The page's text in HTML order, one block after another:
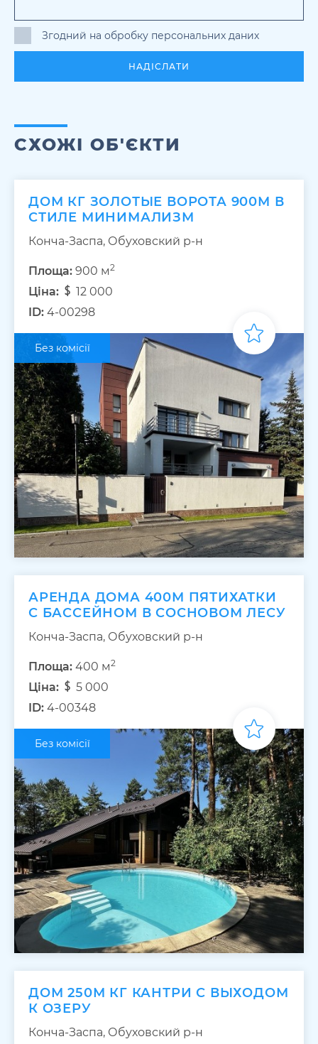
Згодний на обробку персональних даних
НАДІСЛАТИ
СХОЖІ ОБ'ЄКТИ
ДОМ КГ ЗОЛОТЫЕ ВОРОТА 900М В
СТИЛЕ МИНИМАЛИЗМ
Конча-Заспа, Обуховский р-н
Площа: 900 м2
Ціна:
12 000
ID: 4-00298
Без комісії
АРЕНДА ДОМА 400М ПЯТИХАТКИ
С БАССЕЙНОМ В СОСНОВОМ ЛЕСУ
Конча-Заспа, Обуховский р-н
Площа: 400 м2
Ціна:
5 000
ID: 4-00348
Без комісії
ДОМ 250М КГ КАНТРИ С ВЫХОДОМ
К ОЗЕРУ
Конча-Заспа, Обуховский р-н